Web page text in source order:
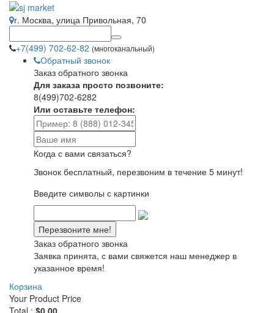
г. Москва, улица Привольная, 70
+7(499) 702-62-82 (многоканальный)
Обратный звонок
Заказ обратного звонка
Для заказа просто позвоните:
8(499)702-6282
Или оставьте телефон:
Когда с вами связаться?
Звонок бесплатный, перезвоним в течение 5 минут!
Введите символы с картинки
Заказ обратного звонка
Заявка принята, с вами свяжется наш менеджер в
указанное время!
Корзина
Your Product Price